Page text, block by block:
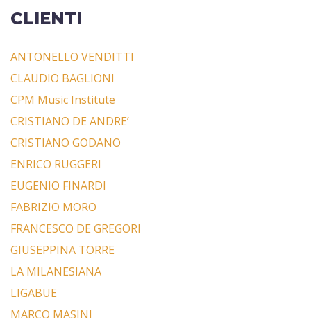
CLIENTI
ANTONELLO VENDITTI
CLAUDIO BAGLIONI
CPM Music Institute
CRISTIANO DE ANDRE’
CRISTIANO GODANO
ENRICO RUGGERI
EUGENIO FINARDI
FABRIZIO MORO
FRANCESCO DE GREGORI
GIUSEPPINA TORRE
LA MILANESIANA
LIGABUE
MARCO MASINI